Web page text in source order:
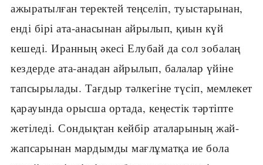
ажыратылған теректей теңселіп, туыстарынан,
енді бірі ата-анасынан айрылып, қиын күй
кешеді. Иранның әкесі Елубай да сол зобалаң
кездерде ата-анадан айрылып, балалар үйіне
тапсырылады. Тағдыр тәлкегіне түсіп, мемлекет
қарауында орысша ортада, кеңестік тәртіпте
жетіледі. Сондықтан кейбір аталарының жай-
жапсарынан мардымды мағлұматқа ие бола